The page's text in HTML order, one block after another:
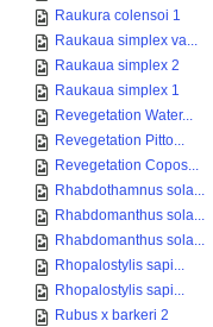
Raukura colensoi 1
Raukaua simplex va...
Raukaua simplex 2
Raukaua simplex 1
Revegetation Water...
Revegetation Pitto...
Revegetation Copos...
Rhabdothamnus sola...
Rhabdomanthus sola...
Rhabdomanthus sola...
Rhopalostylis sapi...
Rhopalostylis sapi...
Rubus x barkeri 2